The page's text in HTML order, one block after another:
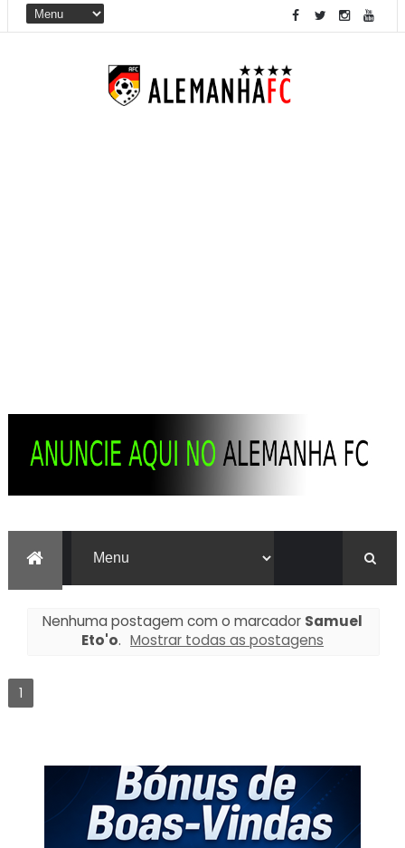
Nenhuma postagem com o marcador Samuel
Eto'o. Mostrar todas as postagens
1